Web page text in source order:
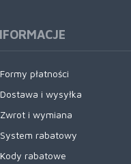
Formy płatności
Dostawa i wysyłka
Zwrot i wymiana
System rabatowy
Kody rabatowe